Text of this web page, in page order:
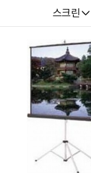
다나와
스크린